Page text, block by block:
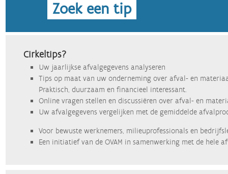
Zoek een tip
Cirkeltips?
Uw jaarlijkse afvalgegevens analyseren
Tips op maat van uw onderneming over afval- en
Praktisch, duurzaam en financieel interessant.
Online vragen stellen en discussiëren over afval- en
Uw afvalgegevens vergelijken met de gemiddelde
Voor bewuste werknemers, milieuprofessionals en
Een initiatief van de OVAM in samenwerking met de hele